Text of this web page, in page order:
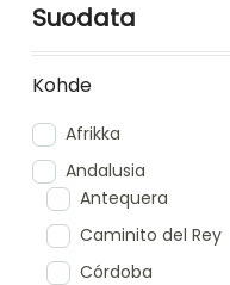
Suodata
Kohde
Afrikka
Andalusia
Antequera
Caminito del Rey
Córdoba